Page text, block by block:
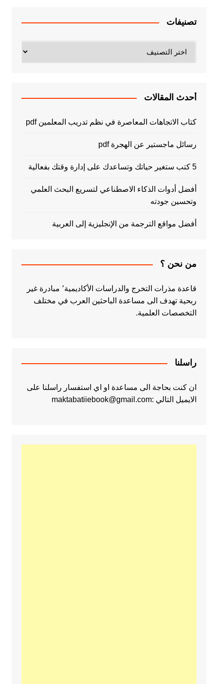
تصنيفات
أحدث المقالات
كتاب الاتجاهات المعاصرة في نظم تدريب المعلمين pdf
رسائل ماجستير عن الهجرة pdf
5 كتب ستغير حياتك وتساعدك على إدارة وقتك بفعالية
أفضل أدوات الذكاء الاصطناعي لتسريع البحث العلمي
وتحسين جودته
أفضل مواقع الترجمة من الإنجليزية إلى العربية
من نحن ؟
قاعدة مذرات التخرج والدراسات الأكاديمية٬ مبادرة غير
ربحية تهدف الى مساعدة الباحثين العرب في مختلف
التخصصات العلمية.
راسلنا
ان كنت بحاجة الى مساعدة او اي استفسار راسلنا على
الايميل التالي :maktabatiiebook@gmail.com